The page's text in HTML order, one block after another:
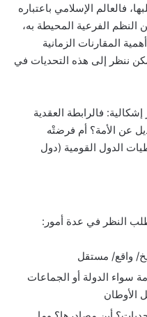
فالعالم الإسلامي باعتباره
الفرعية المحيطة به،
المقارنات الزمانية
ننظر إلى هذه التحديات في
فالرابطة العقدية
عن الأمة؟ أم فرضتْه
الدول القومية (دول
النظر في عدة أمور:
واقع/ مستقل
سواء الدولة أو الجماعات
الأوطان